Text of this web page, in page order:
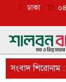
ঢাকা
সংবাদ শিরোনাম :
ব্যাপক